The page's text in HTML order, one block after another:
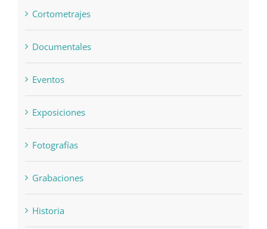
Cortometrajes
Documentales
Eventos
Exposiciones
Fotografías
Grabaciones
Historia